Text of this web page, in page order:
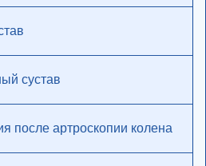
сустав
после артроскопии колена